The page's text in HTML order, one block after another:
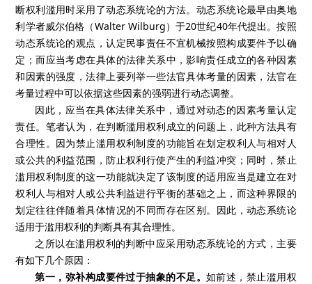
断权利滥用时采用了动态系统论的方法。动态系统论最早由奥地
利学者威尔伯格（Walter Wilburg）于20世纪40年代提出。按照
动态系统论的观点，认定民事责任不宜机械按照构成要件予以确
定；而应当考虑在具体的法律关系中，影响责任成立的各种因素
和因素的强度，法律上要列举一些法官具体考量的因素，法官在
考量过程中可以依据这些因素的强弱进行动态调整。
因此，应当在具体法律关系中，通过对动态的因素考量认定
责任。笔者认为，在判断滥用权利成立的问题上，此种方法具有
合理性。因为禁止滥用权利制度的功能旨在划定权利人与相对人
或公共的利益范围，防止权利行使产生的利益冲突；同时，禁止
滥用权利制度的这一功能就决定了该制度的适用应当是建立在对
权利人与相对人或公共利益进行平衡的基础之上，而这种界限的
划定往往伴随着具体情况的不同而存在区别。因此，动态系统论
适用于滥用权利的判断具有其合理性。
之所以在滥用权利的判断中应采用动态系统论的方式，主要
有如下几个原因：
第一，弥补构成要件过于抽象的不足。如前述，禁止滥用权